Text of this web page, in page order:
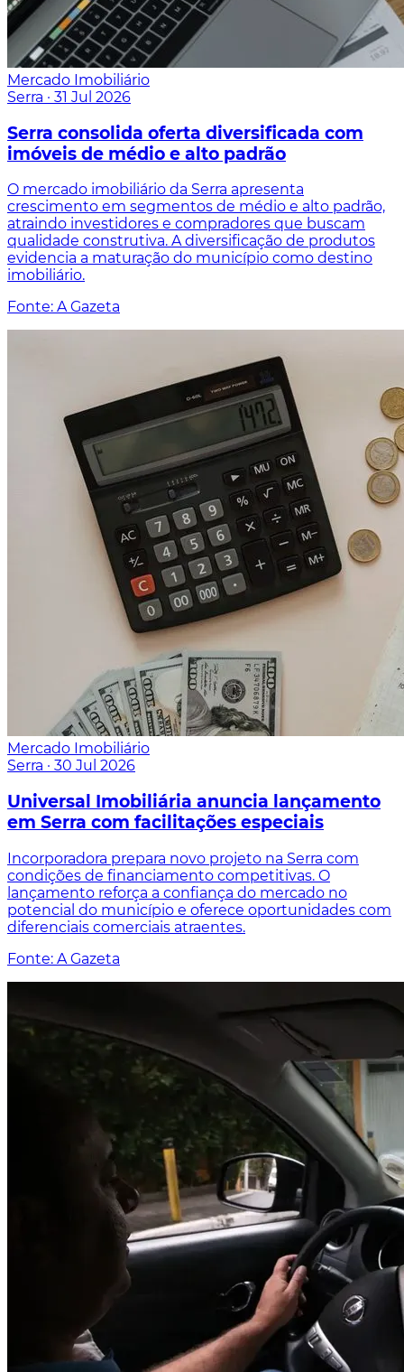
Mercado Imobiliário
Serra · 31 Jul 2026
Serra consolida oferta diversificada com
imóveis de médio e alto padrão
O mercado imobiliário da Serra apresenta
crescimento em segmentos de médio e alto padrão,
atraindo investidores e compradores que buscam
qualidade construtiva. A diversificação de produtos
evidencia a maturação do município como destino
imobiliário.
Fonte: A Gazeta
Mercado Imobiliário
Serra · 30 Jul 2026
Universal Imobiliária anuncia lançamento
em Serra com facilitações especiais
Incorporadora prepara novo projeto na Serra com
condições de financiamento competitivas. O
lançamento reforça a confiança do mercado no
potencial do município e oferece oportunidades com
diferenciais comerciais atraentes.
Fonte: A Gazeta